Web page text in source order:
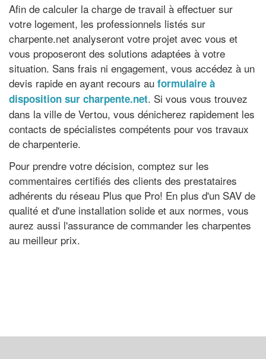
Afin de calculer la charge de travail à effectuer sur
votre logement, les professionnels listés sur
charpente.net analyseront votre projet avec vous et
vous proposeront des solutions adaptées à votre
situation. Sans frais ni engagement, vous accédez à un
devis rapide en ayant recours au formulaire à
disposition sur charpente.net. Si vous vous trouvez
dans la ville de Vertou, vous dénicherez rapidement les
contacts de spécialistes compétents pour vos travaux
de charpenterie.
Pour prendre votre décision, comptez sur les
commentaires certifiés des clients des prestataires
adhérents du réseau Plus que Pro! En plus d'un SAV de
qualité et d'une installation solide et aux normes, vous
aurez aussi l'assurance de commander les charpentes
au meilleur prix.